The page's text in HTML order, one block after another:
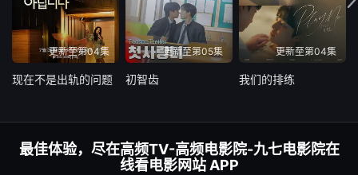
更新至第04集
现在不是出轨的问题
更新至第05集
初智齿
更新至第04集
我们的排练
最佳体验，尽在高频TV-高频电影院-九七电影院在
线看电影网站 APP